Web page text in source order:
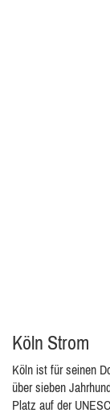
Köln Strom
Köln ist für seinen
über sieben
Platz auf der